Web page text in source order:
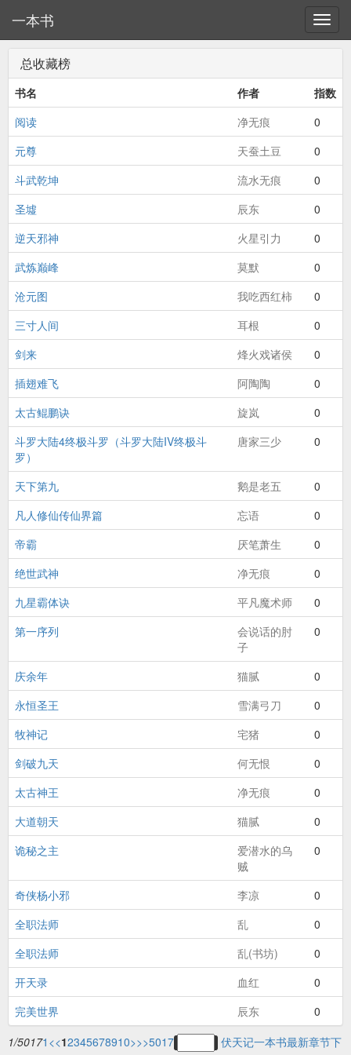
一本书
总收藏榜
书名 作者
指数
阅读
净无痕
0
元尊
天蚕土豆
0
斗武乾坤
流水无痕
0
圣墟
辰东
0
逆天邪神
火星引力
0
武炼巅峰
莫默
0
沧元图
我吃西红柿
0
三寸人间
耳根
0
剑来
烽火戏诸侯
0
插翅难飞
阿陶陶
0
太古鲲鹏诀
旋岚
0
斗罗大陆4终极斗罗（斗罗大陆IV终极斗
罗）
唐家三少 0
天下第九 鹅是老五
0
凡人修仙传仙界篇
忘语
0
帝霸
厌笔萧生
0
绝世武神
净无痕
0
九星霸体诀
平凡魔术师
0
第一序列
会说话的肘
子
0
庆余年 猫腻
0
永恒圣王
雪满弓刀
0
牧神记
宅猪
0
剑破九天
何无恨
0
太古神王
净无痕
0
大道朝天
猫腻
0
诡秘之主
爱潜水的乌
贼
0
奇侠杨小邪 李凉
0
全职法师
乱
0
全职法师
乱(书坊)
0
开天录
血红
0
完美世界
辰东
0
1/50171 <<12345678910>>>5017
伏天记一本书最新章节下